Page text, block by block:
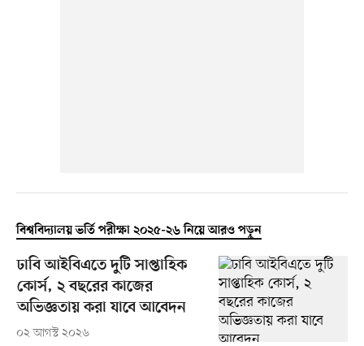
বিশ্ববিদ্যালয় ভর্তি পরীক্ষা ২০২৫-২৬ নিয়ে আরও পড়ুন
ঢাবি আইবিএতে দুটি সাপ্তাহিক
কোর্স, ২ বছরের কাজের
অভিজ্ঞতায় করা যাবে আবেদন
০২ আগস্ট ২০২৬